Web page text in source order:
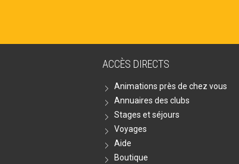
ACCÈS DIRECTS
Animations près de chez vous
Annuaires des clubs
Stages et séjours
Voyages
Aide
Boutique